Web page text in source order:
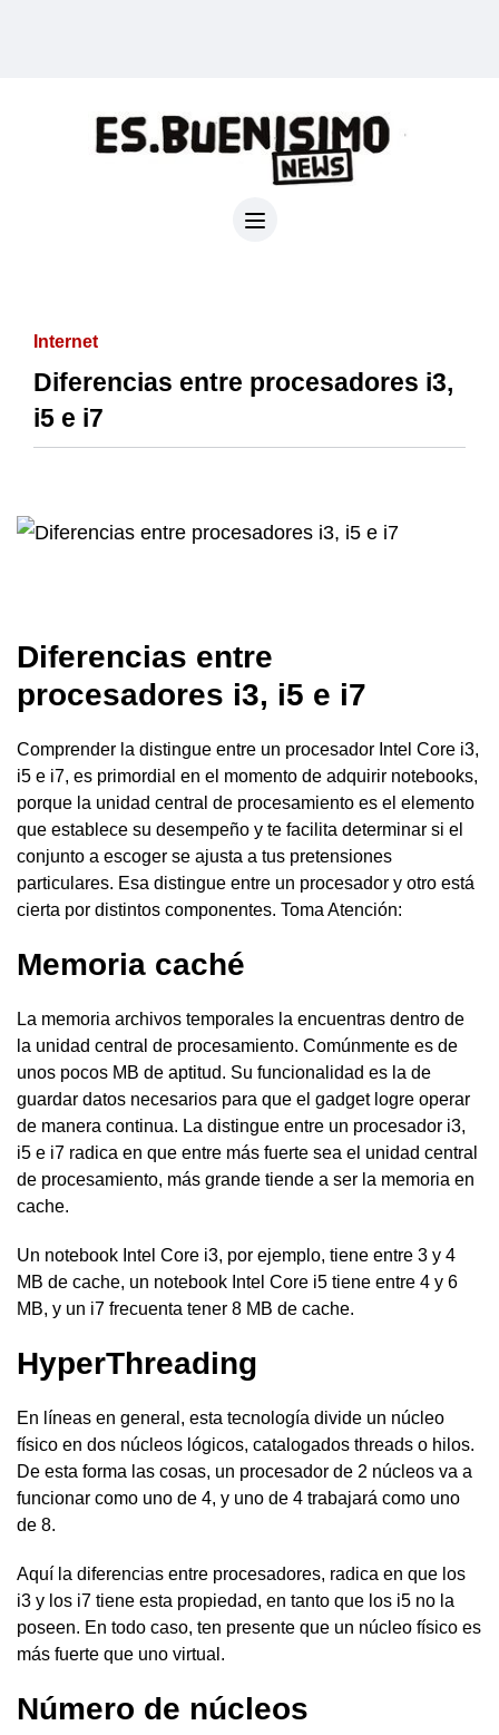
Internet
Diferencias entre procesadores i3,
i5 e i7
Diferencias entre
procesadores i3, i5 e i7
Comprender la distingue entre un procesador Intel Core i3,
i5 e i7, es primordial en el momento de adquirir notebooks,
porque la unidad central de procesamiento es el elemento
que establece su desempeño y te facilita determinar si el
conjunto a escoger se ajusta a tus pretensiones
particulares. Esa distingue entre un procesador y otro está
cierta por distintos componentes. Toma Atención:
Memoria caché
La memoria archivos temporales la encuentras dentro de
la unidad central de procesamiento. Comúnmente es de
unos pocos MB de aptitud. Su funcionalidad es la de
guardar datos necesarios para que el gadget logre operar
de manera continua. La distingue entre un procesador i3,
i5 e i7 radica en que entre más fuerte sea el unidad central
de procesamiento, más grande tiende a ser la memoria en
cache.
Un notebook Intel Core i3, por ejemplo, tiene entre 3 y 4
MB de cache, un notebook Intel Core i5 tiene entre 4 y 6
MB, y un i7 frecuenta tener 8 MB de cache.
HyperThreading
En líneas en general, esta tecnología divide un núcleo
físico en dos núcleos lógicos, catalogados threads o hilos.
De esta forma las cosas, un procesador de 2 núcleos va a
funcionar como uno de 4, y uno de 4 trabajará como uno
de 8.
Aquí la diferencias entre procesadores, radica en que los
i3 y los i7 tiene esta propiedad, en tanto que los i5 no la
poseen. En todo caso, ten presente que un núcleo físico es
más fuerte que uno virtual.
Número de núcleos